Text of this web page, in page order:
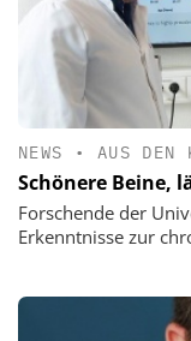
NEWS • AUS DEN
Schönere Beine,
Forschende der
Erkenntnisse zur